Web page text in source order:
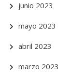
junio 2023
mayo 2023
abril 2023
marzo 2023